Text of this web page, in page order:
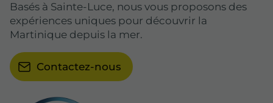
Basés à Sainte-Luce, nous vous proposons des
expériences uniques pour découvrir la
Martinique depuis la mer.
Contactez-nous